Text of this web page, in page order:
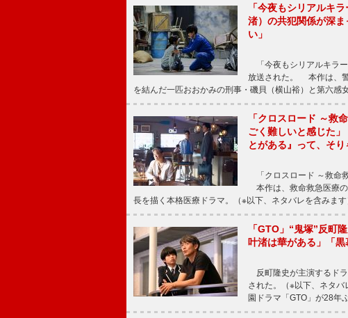
「今夜もシリアルキ
渚）の共犯関係が深
い」
「今夜もシリアルキラ
放送された。 本作は、警
を結んだ一匹おおかみの刑事・磯貝（横山裕）と第六感
「クロスロード ～救
ごく難しいと感じた
とがある』って、そ
「クロスロード ～救命
本作は、救命救急医療
長を描く本格医療ドラマ。（※以下、ネタバレを含み
「GTO」“鬼塚”反町
叶渚は華がある」「黒
反町隆史が主演するド
された。（※以下、ネタ
園ドラマ「GTO」が28年